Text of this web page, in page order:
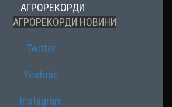
АГРОРЕКОРДИ
АГРОРЕКОРДИ НОВИНИ
Twitter
Youtube
Instagram